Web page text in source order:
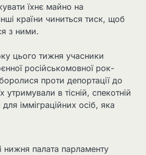
їхнє майно на
країни чиниться тиск, щоб
з ними.
цього тижня учасники
російськомовної рок-
проти депортації до
утримували в тісній, спекотній
для імміграційних осіб, яка
палата парламенту